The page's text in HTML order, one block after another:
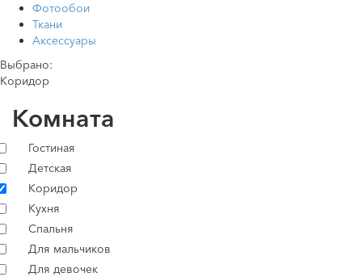
Фотообои
Ткани
Аксессуары
Выбрано:
Коридор
Комната
Гостиная
Детская
Коридор
Кухня
Спальня
Для мальчиков
Для девочек